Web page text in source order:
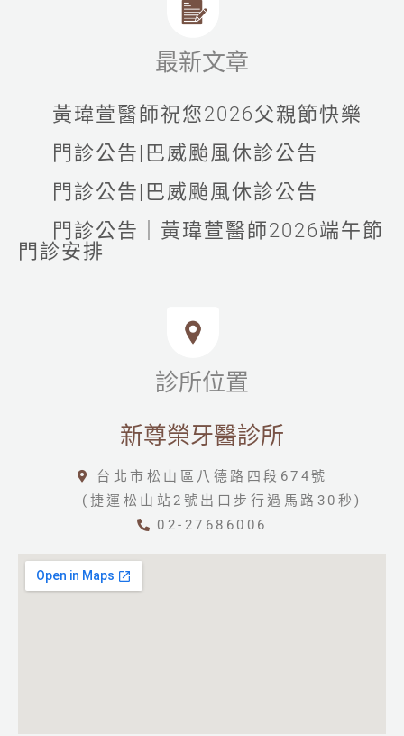
最新文章
黃瑋萱醫師祝您2026父親節快樂
門診公告|巴威颱風休診公告
門診公告|巴威颱風休診公告
門診公告｜黃瑋萱醫師2026端午節
門診安排
診所位置
新尊榮牙醫診所
台北市松山區八德路四段674號
(捷運松山站2號出口步行過馬路30秒)
02-27686006